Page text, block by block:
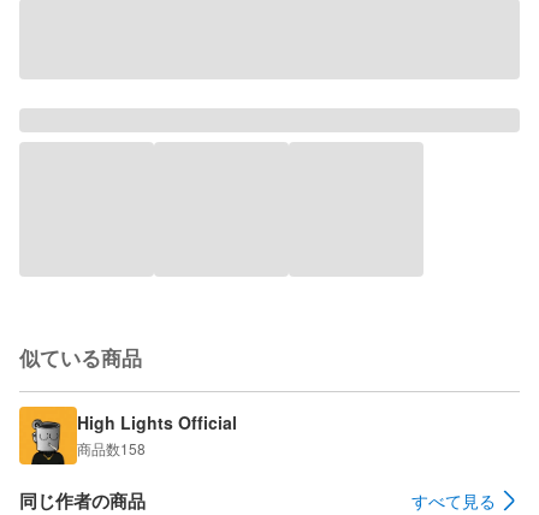
似ている商品
High Lights Official
商品数158
同じ作者の商品 すべて見る